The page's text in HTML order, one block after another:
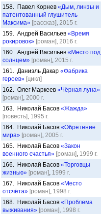
158. Павел Корнев «Дым, линзы и
патентованный глушитель
Максима» [рассказ], 2015 г.
159. Андрей Васильев «Время
рокировок» [роман], 2016 г.
160. Андрей Васильев «Место под
солнцем» [роман], 2015 г.
161. Даниэль Дакар «Фабрика
героев» [цикл]
162. Олег Маркеев «Чёрная луна»
[роман], 2000 г.
163. Николай Басов «Жажда»
[повесть], 1995 г.
164. Николай Басов «Обретение
мира» [роман], 2005 г.
165. Николай Басов «Закон
военного счастья» [роман], 1999 г.
166. Николай Басов «Торговцы
жизнью» [роман], 1999 г.
167. Николай Басов «Место
отсчёта» [роман], 1998 г.
168. Николай Басов «Проблема
выживания» [роман], 1998 г.